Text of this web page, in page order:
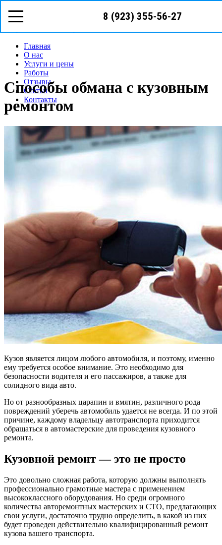
8 (923) 355-56-27
Режим работы: с пн-вс (10 - 1900)Предварительная запись
Главная
О нас
Услуги и цены
Работы
Отзывы
Статьи
Контакты
Способы обмана с кузовным
ремонтом
Кузов является лицом любого автомобиля, и поэтому, именно
ему требуется особое внимание. Это необходимо для
безопасности водителя и его пассажиров, а также для
солидного вида авто.
Но от разнообразных царапин и вмятин, различного рода
повреждений уберечь автомобиль удается не всегда. И по этой
причине, каждому владельцу автотранспорта приходится
обращаться в автомастерские для проведения кузовного
ремонта.
Кузовной ремонт — это не просто
Это довольно сложная работа, которую должны выполнять
профессионально грамотные мастера с применением
высококлассного оборудования. Но среди огромного
количества авторемонтных мастерских и СТО, предлагающих
свои услуги, достаточно трудно определить, в какой из них
будет проведен действительно квалифицированный ремонт
кузова вашего транспорта.